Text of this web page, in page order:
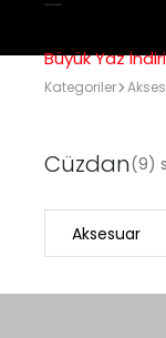
Büyük Yaz
Kategoriler
Cüzdan(9)
Aksesuar